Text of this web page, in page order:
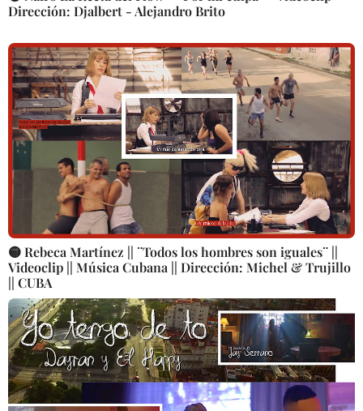
Dirección: Djalbert - Alejandro Brito
🟡 Rebeca Martínez || ¨Todos los hombres son iguales¨ ||
Videoclip || Música Cubana || Dirección: Michel & Trujillo
|| CUBA